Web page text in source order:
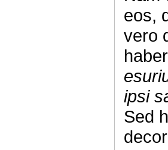
eos,
vero
ipsi
Sed